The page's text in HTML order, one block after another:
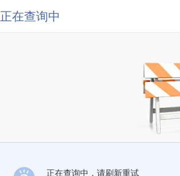
正在查询中
正在查询中，请刷新重试